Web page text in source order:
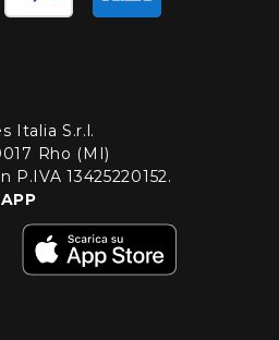
Italia S.r.l.
Rho (MI)
P.IVA 13425220152.